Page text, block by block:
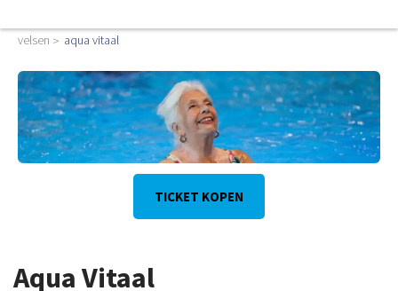
TICKET KOPEN
velsen aqua vitaal
Aqua Vitaal